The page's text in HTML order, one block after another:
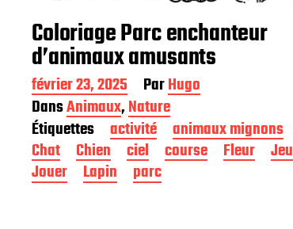
Coloriage Parc enchanteur
d’animaux amusants
D
a
t
e
d
e
p
février 23, 2025 ParHugo
DansAnimaux,Nature
Étiquettes
activité animaux mignons
Chat
Chien ciel course Fleur
Jeu
Jouer
Lapin parc